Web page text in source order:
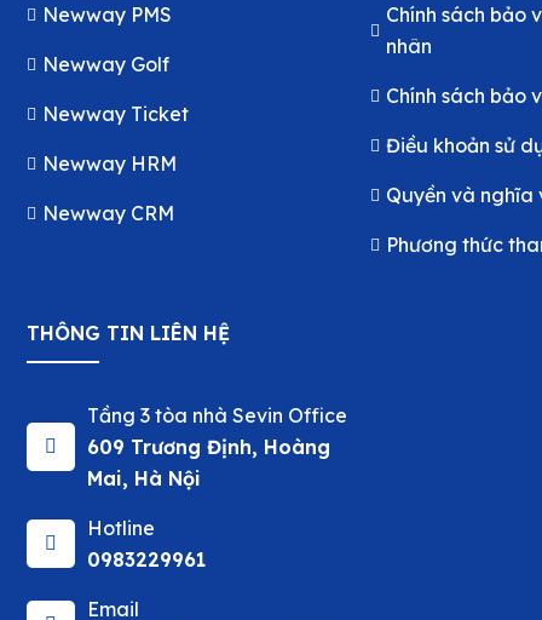
Newway PMS
Newway Golf
Newway Ticket
Newway HRM
Newway CRM
Chính sách bảo
nhân
Chính sách bảo
Điều khoản sử
Quyền và nghĩa
Phương thức
THÔNG TIN LIÊN HỆ
Tầng 3 tòa nhà Sevin Office
609 Trương Định, Hoàng
Mai, Hà Nội
Hotline
0983229961
Email